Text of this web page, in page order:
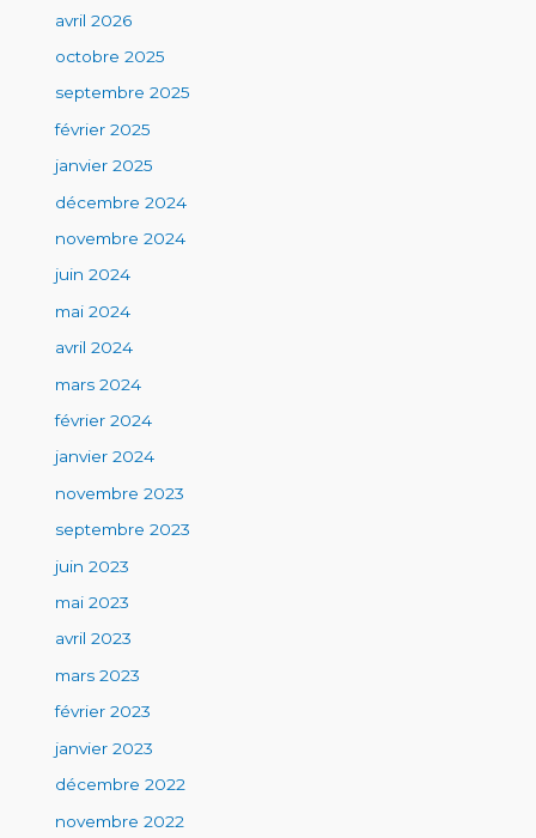
avril 2026
octobre 2025
septembre 2025
février 2025
janvier 2025
décembre 2024
novembre 2024
juin 2024
mai 2024
avril 2024
mars 2024
février 2024
janvier 2024
novembre 2023
septembre 2023
juin 2023
mai 2023
avril 2023
mars 2023
février 2023
janvier 2023
décembre 2022
novembre 2022